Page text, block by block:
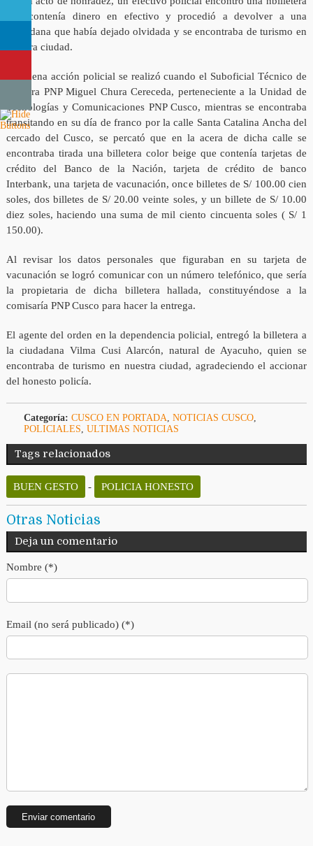
que contenía dinero en efectivo y procedió a devolver a una
ciudadana que había dejado olvidada y se encontraba de turismo en
nuestra ciudad.
La buena acción policial se realizó cuando el Suboficial Técnico de
Primera PNP Miguel Chura Cereceda, perteneciente a la Unidad de
Tecnologías y Comunicaciones PNP Cusco, mientras se encontraba
transitando en su día de franco por la calle Santa Catalina Ancha del
cercado del Cusco, se percató que en la acera de dicha calle se
encontraba tirada una billetera color beige que contenía tarjetas de
crédito del Banco de la Nación, tarjeta de crédito de banco
Interbank, una tarjeta de vacunación, once billetes de S/ 100.00 cien
soles, dos billetes de S/ 20.00 veinte soles, y un billete de S/ 10.00
diez soles, haciendo una suma de mil ciento cincuenta soles ( S/ 1
150.00).
Al revisar los datos personales que figuraban en su tarjeta de
vacunación se logró comunicar con un número telefónico, que sería
la propietaria de dicha billetera hallada, constituyéndose a la
comisaría PNP Cusco para hacer la entrega.
El agente del orden en la dependencia policial, entregó la billetera a
la ciudadana Vilma Cusi Alarcón, natural de Ayacuho, quien se
encontraba de turismo en nuestra ciudad, agradeciendo el accionar
del honesto policía.
Categoría: CUSCO EN PORTADA, NOTICIAS CUSCO,
POLICIALES, ULTIMAS NOTICIAS
Tags relacionados
BUEN GESTO - POLICIA HONESTO
Otras Noticias
Deja un comentario
Nombre (*)
Email (no será publicado) (*)